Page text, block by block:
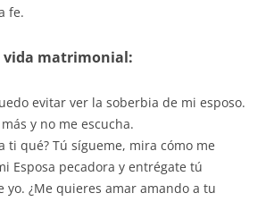
fe.
vida matrimonial:
evitar ver la soberbia de mi esposo.
y no me escucha.
ti qué? Tú sígueme, mira cómo me
Esposa pecadora y entrégate tú
yo. ¿Me quieres amar amando a tu